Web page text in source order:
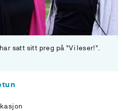
satt sitt preg på "Vi leser!".